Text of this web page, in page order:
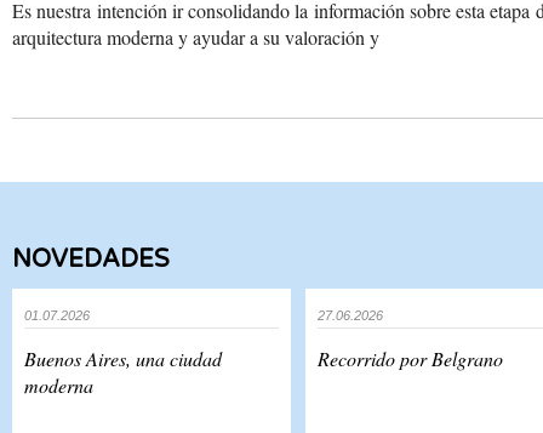
Es nuestra intención ir consolidando la información sobre esta etapa
arquitectura moderna y ayudar a su valoración y
NOVEDADES
01.07.2026
Buenos Aires, una ciudad
moderna
27.06.2026
Recorrido por Belgrano